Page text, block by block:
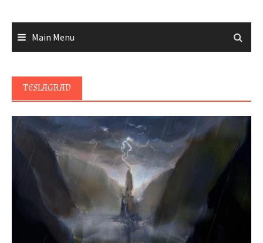
Main Menu
TESLAGRAD